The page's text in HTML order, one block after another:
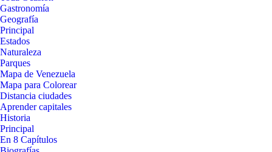
Gastronomía
Geografía
Principal
Estados
Naturaleza
Parques
Mapa de Venezuela
Mapa para Colorear
Distancia ciudades
Aprender capitales
Historia
Principal
En 8 Capítulos